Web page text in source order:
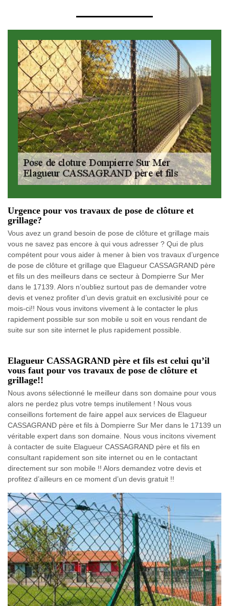
Urgence pour vos travaux de pose de clôture et
grillage?
Vous avez un grand besoin de pose de clôture et grillage mais
vous ne savez pas encore à qui vous adresser ? Qui de plus
compétent pour vous aider à mener à bien vos travaux d’urgence
de pose de clôture et grillage que Elagueur CASSAGRAND père
et fils un des meilleurs dans ce secteur à Dompierre Sur Mer
dans le 17139. Alors n’oubliez surtout pas de demander votre
devis et venez profiter d’un devis gratuit en exclusivité pour ce
mois-ci!! Nous vous invitons vivement à le contacter le plus
rapidement possible sur son mobile u soit en vous rendant de
suite sur son site internet le plus rapidement possible.
Elagueur CASSAGRAND père et fils est celui qu’il
vous faut pour vos travaux de pose de clôture et
grillage!!
Nous avons sélectionné le meilleur dans son domaine pour vous
alors ne perdez plus votre temps inutilement ! Nous vous
conseillons fortement de faire appel aux services de Elagueur
CASSAGRAND père et fils à Dompierre Sur Mer dans le 17139 un
véritable expert dans son domaine. Nous vous incitons vivement
à contacter de suite Elagueur CASSAGRAND père et fils en
consultant rapidement son site internet ou en le contactant
directement sur son mobile !! Alors demandez votre devis et
profitez d’ailleurs en ce moment d’un devis gratuit !!